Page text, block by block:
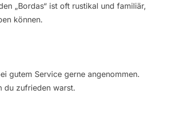
„Bordas“ ist oft rustikal und familiär,
können.
gutem Service gerne angenommen.
du zufrieden warst.